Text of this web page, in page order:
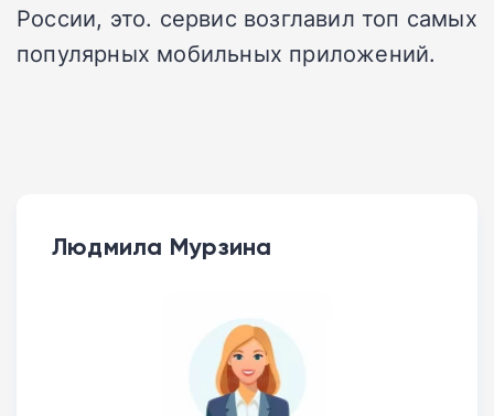
России, это. сервис возглавил топ самых
популярных мобильных приложений.
Людмила Мурзина